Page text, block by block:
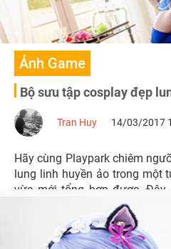
Ảnh Game
Bộ sưu tập cosplay đẹp
Tran Huy 14/03/2017
Hãy cùng Playpark chiêm
lung linh huyền ảo trong một
vừa mới tổng hợp được.
sức xinh đẹp và nóng bỏng
manga, movie...